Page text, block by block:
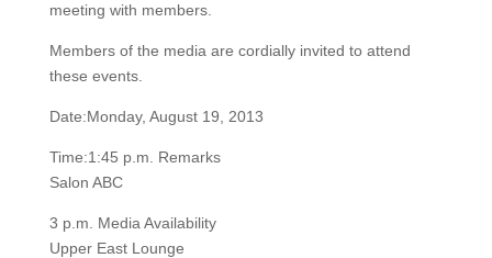
meeting with members.
Members of the media are cordially invited to attend
these events.
Date:Monday, August 19, 2013
Time:1:45 p.m. Remarks
Salon ABC
3 p.m. Media Availability
Upper East Lounge